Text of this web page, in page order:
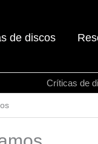
de discos
Críticas de